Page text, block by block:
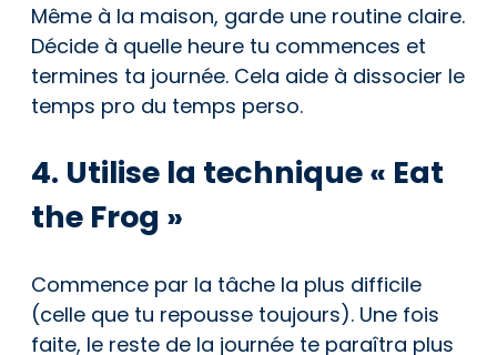
Même à la maison, garde une routine claire.
Décide à quelle heure tu commences et
termines ta journée. Cela aide à dissocier le
temps pro du temps perso.
4. Utilise la technique « Eat
the Frog »
Commence par la tâche la plus difficile
(celle que tu repousse toujours). Une fois
faite, le reste de la journée te paraîtra plus